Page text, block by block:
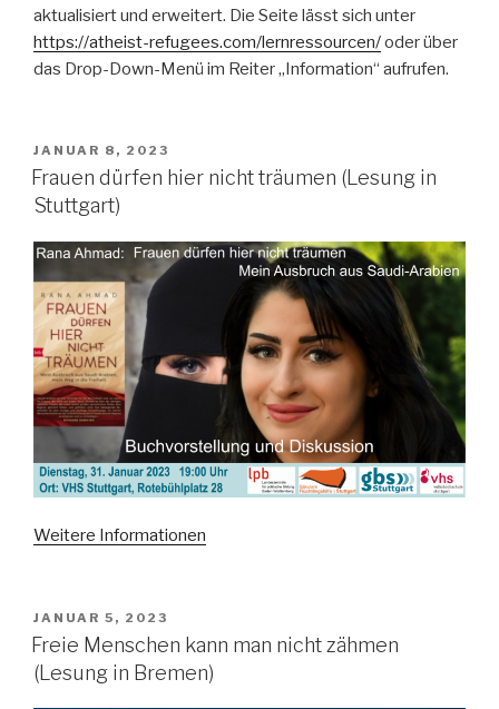
aktualisiert und erweitert. Die Seite lässt sich unter
https://atheist-refugees.com/lernressourcen/oder über
das Drop-Down-Menü im Reiter „Information“ aufrufen.
VERÖFFENTLICHT
AM
JANUAR 8, 2023
Frauen dürfen hier nicht träumen (Lesung in
Stuttgart)
Weitere Informationen
VERÖFFENTLICHT
AM
JANUAR 5, 2023
Freie Menschen kann man nicht zähmen
(Lesung in Bremen)